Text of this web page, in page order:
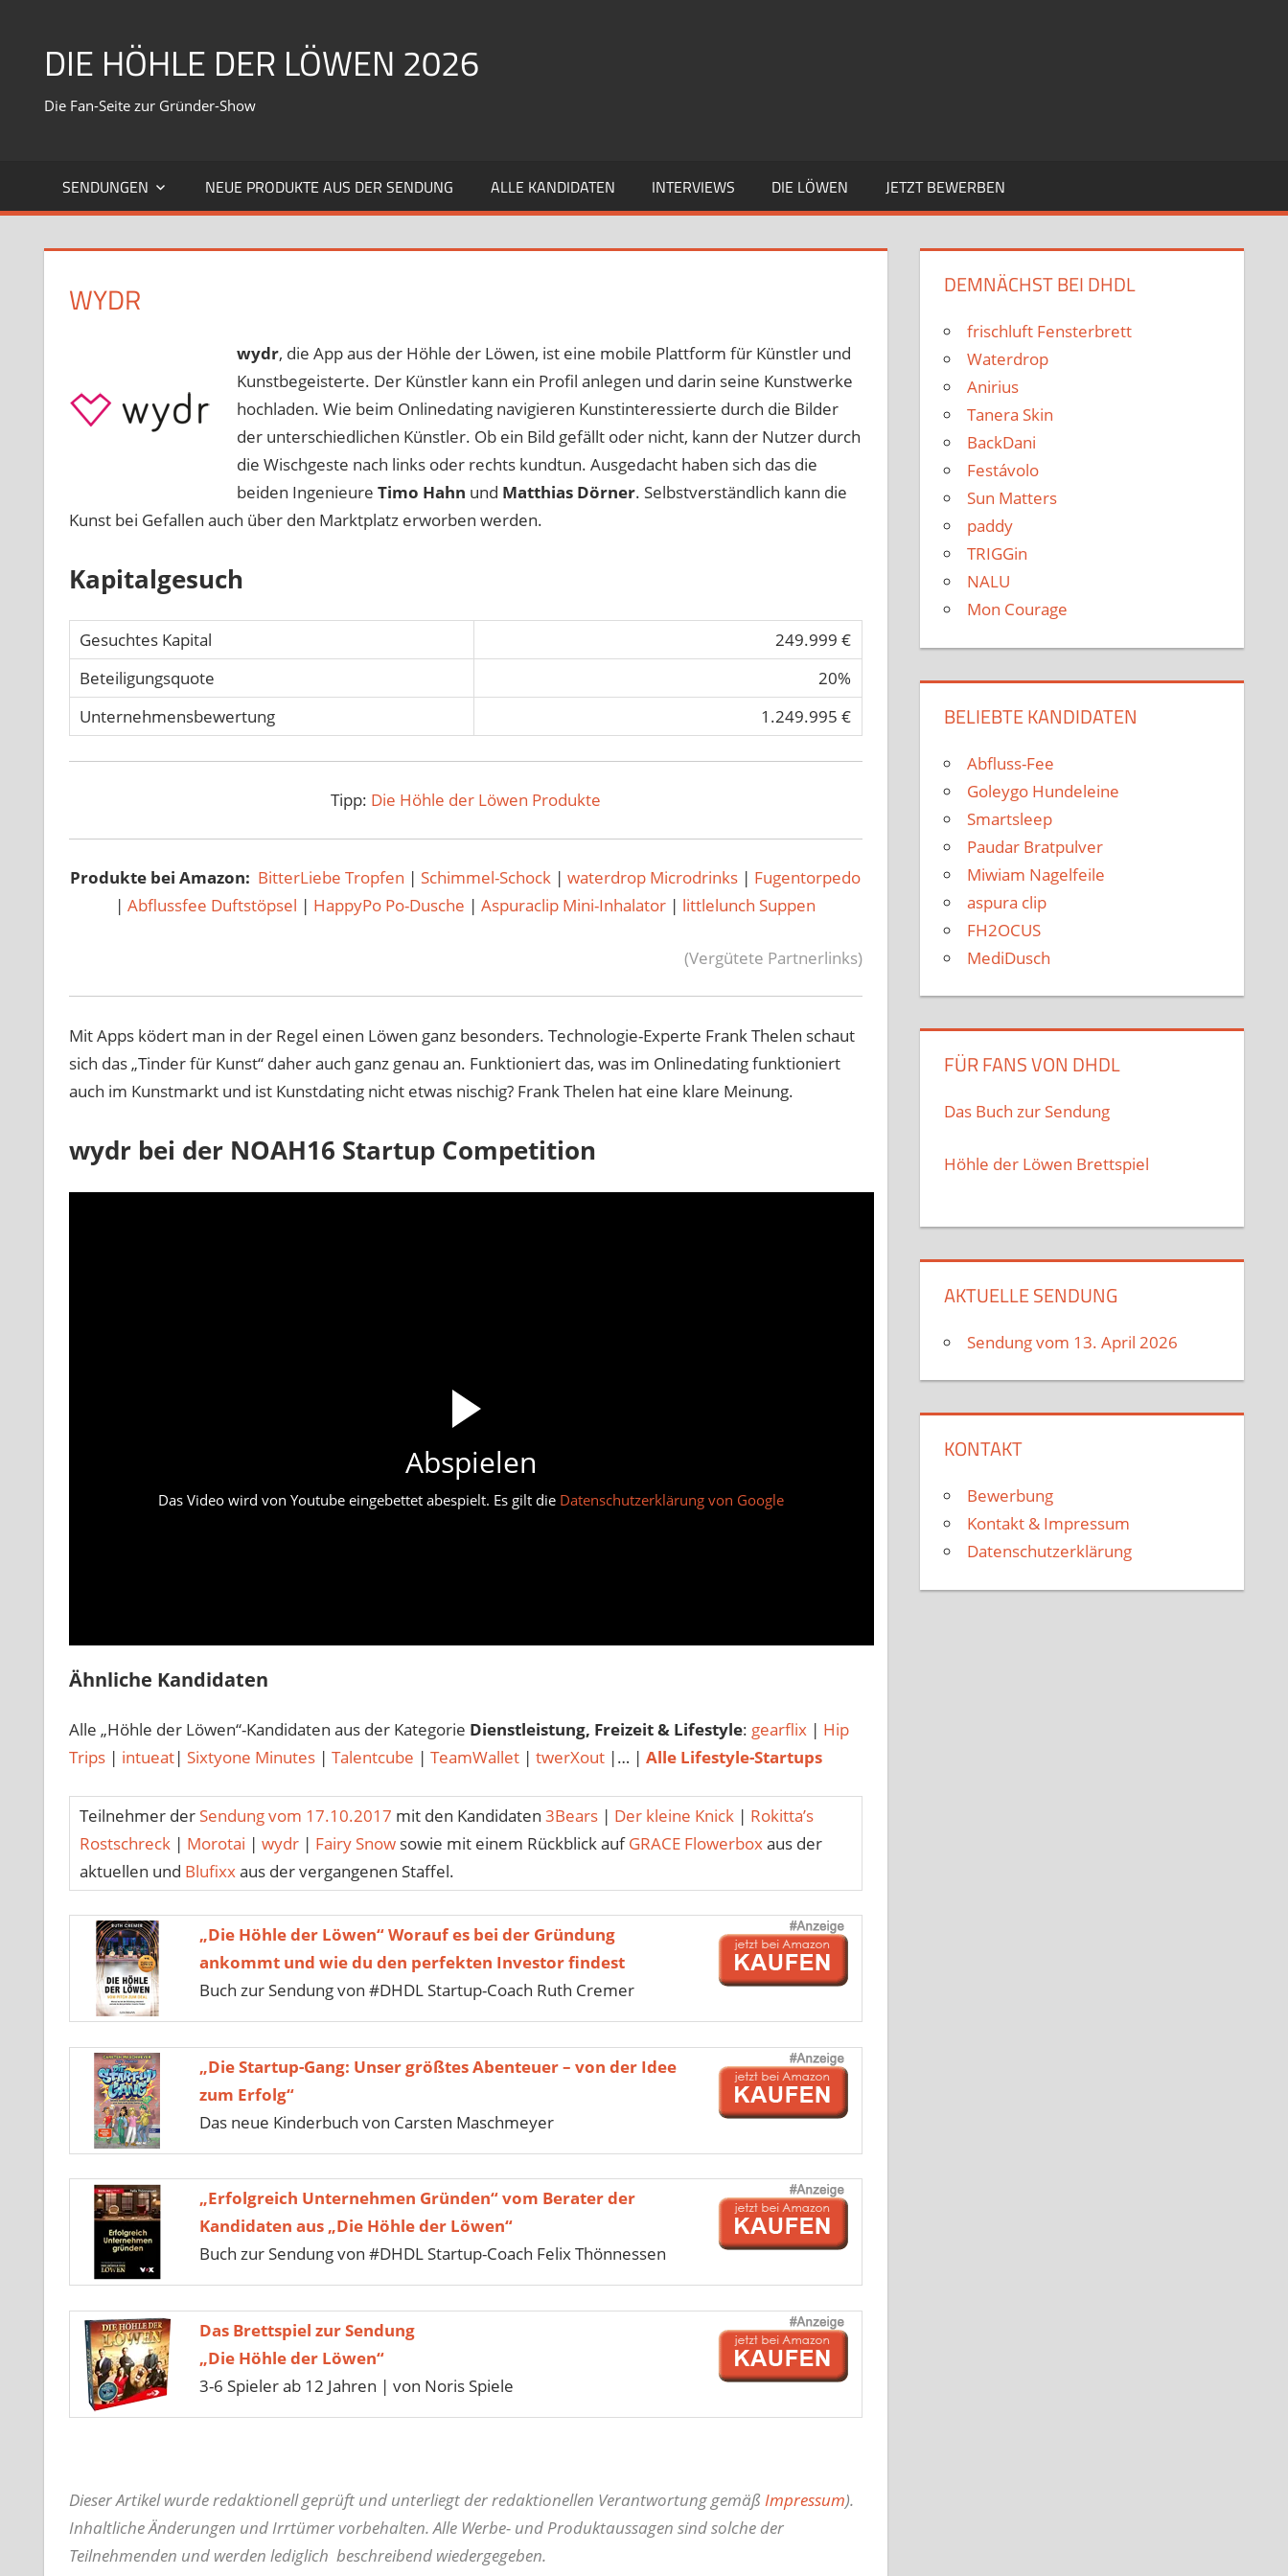
springenDIE HÖHLE DER LÖWEN 2026
Die Fan-Seite zur Gründer-Show
SENDUNGEN NEUE PRODUKTE AUS DER SENDUNG ALLE KANDIDATEN INTERVIEWS DIE LÖWEN JETZT BEWERBEN
WYDR
wydr, die App aus der Höhle der Löwen, ist eine mobile Plattform für Künstler und
Kunstbegeisterte. Der Künstler kann ein Profil anlegen und darin seine Kunstwerke
hochladen. Wie beim Onlinedating navigieren Kunstinteressierte durch die Bilder
der unterschiedlichen Künstler. Ob ein Bild gefällt oder nicht, kann der Nutzer durch
die Wischgeste nach links oder rechts kundtun. Ausgedacht haben sich das die
beiden Ingenieure Timo Hahn und Matthias Dörner. Selbstverständlich kann die
Kunst bei Gefallen auch über den Marktplatz erworben werden.
Kapitalgesuch
Gesuchtes Kapital
249.999 €
Beteiligungsquote
20%
Unternehmensbewertung
1.249.995 €
Tipp: Die Höhle der Löwen Produkte
Produkte bei Amazon: BitterLiebe Tropfen | Schimmel-Schock | waterdrop Microdrinks | Fugentorpedo
| Abflussfee Duftstöpsel | HappyPo Po-Dusche |Aspuraclip Mini-Inhalator | littlelunch Suppen
(Vergütete Partnerlinks)
Mit Apps ködert man in der Regel einen Löwen ganz besonders. Technologie-Experte Frank Thelen schaut
sich das „Tinder für Kunst“ daher auch ganz genau an. Funktioniert das, was im Onlinedating funktioniert
auch im Kunstmarkt und ist Kunstdating nicht etwas nischig? Frank Thelen hat eine klare Meinung.
wydr bei der NOAH16 Startup Competition
Abspielen
Das Video wird von Youtube eingebettet abespielt. Es gilt die Datenschutzerklärung von Google
Ähnliche Kandidaten
Alle „Höhle der Löwen“-Kandidaten aus der Kategorie Dienstleistung, Freizeit & Lifestyle: gearflix| Hip
Trips| intueat| Sixtyone Minutes| Talentcube | TeamWallet | twerXout|… | Alle Lifestyle-Startups
Teilnehmer der Sendung vom 17.10.2017 mit den Kandidaten 3Bears| Der kleine Knick| Rokitta’s
Rostschreck| Morotai | wydr| Fairy Snowsowie mit einem Rückblick aufGRACE Flowerboxaus der
aktuellen und Blufixxaus der vergangenen Staffel.
„Die Höhle der Löwen“ Worauf es bei der Gründung
ankommt und wie du den perfekten Investor findest
Buch zur Sendung von #DHDL Startup-Coach Ruth Cremer
„Die Startup-Gang: Unser größtes Abenteuer – von der Idee
zum Erfolg“
Das neue Kinderbuch von Carsten Maschmeyer
„Erfolgreich Unternehmen Gründen“ vom Berater der
Kandidaten aus „Die Höhle der Löwen“
Buch zur Sendung von #DHDL Startup-Coach Felix Thönnessen
Das Brettspiel zur Sendung
„Die Höhle der Löwen“
3-6 Spieler ab 12 Jahren | von Noris Spiele
Dieser Artikel wurde redaktionell geprüft und unterliegt der redaktionellen Verantwortung gemäß Impressum).
Inhaltliche Änderungen und Irrtümer vorbehalten. Alle Werbe- und Produktaussagen sind solche der
Teilnehmenden und werden lediglich beschreibend wiedergegeben.
DEMNÄCHST BEI DHDL
frischluft Fensterbrett
Waterdrop
Anirius
Tanera Skin
BackDani
Festávolo
Sun Matters
paddy
TRIGGin
NALU
Mon Courage
BELIEBTE KANDIDATEN
Abfluss-Fee
Goleygo Hundeleine
Smartsleep
Paudar Bratpulver
Miwiam Nagelfeile
aspura clip
FH2OCUS
MediDusch
FÜR FANS VON DHDL
Das Buch zur Sendung
Höhle der Löwen Brettspiel
AKTUELLE SENDUNG
Sendung vom 13. April 2026
KONTAKT
Bewerbung
Kontakt & Impressum
Datenschutzerklärung